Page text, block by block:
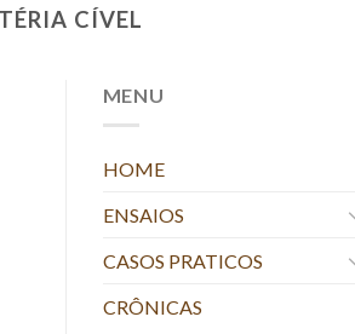
CÍVEL
MENU
HOME
ENSAIOS
CASOS PRATICOS
CRÔNICAS